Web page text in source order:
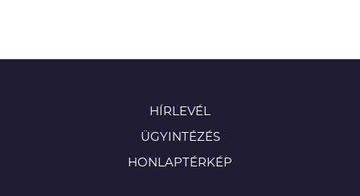
HÍRLEVÉL
ÜGYINTÉZÉS
HONLAPTÉRKÉP